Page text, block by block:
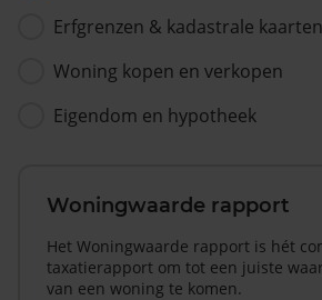
Erfgrenzen & kadastrale kaarten
Woning kopen en verkopen
Eigendom en hypotheek
Woningwaarde rapport
Het Woningwaarde rapport is hét
taxatierapport om tot een juiste
van een woning te komen.